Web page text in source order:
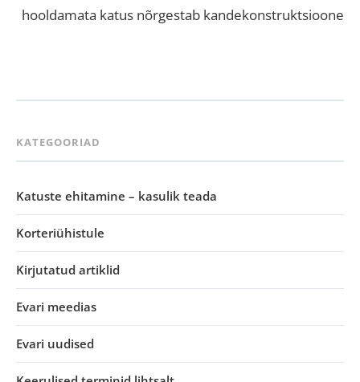
hooldamata katus nõrgestab kandekonstruktsioone
KATEGOORIAD
Katuste ehitamine – kasulik teada
Korteriühistule
Kirjutatud artiklid
Evari meedias
Evari uudised